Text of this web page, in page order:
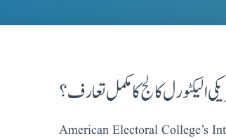
الیکٹورل کالج کا مکمل تعارف؟
American Electoral College’s